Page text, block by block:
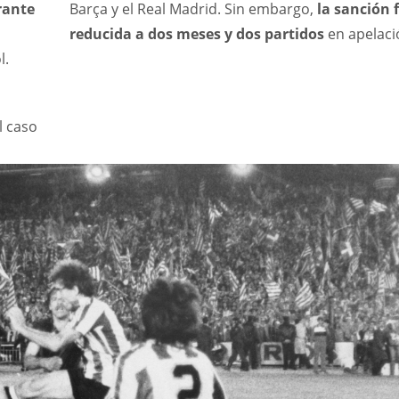
caso
Barça y el Real Madrid. Sin embargo, la sanción
reducida a dos meses y dos partidosen